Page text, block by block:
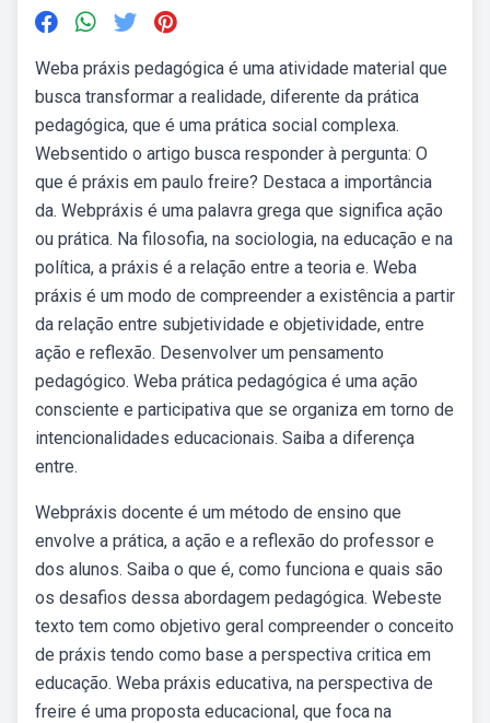
Weba práxis pedagógica é uma atividade material que
busca transformar a realidade, diferente da prática
pedagógica, que é uma prática social complexa.
Websentido o artigo busca responder à pergunta: O
que é práxis em paulo freire? Destaca a importância
da. Webpráxis é uma palavra grega que significa ação
ou prática. Na filosofia, na sociologia, na educação e na
política, a práxis é a relação entre a teoria e. Weba
práxis é um modo de compreender a existência a partir
da relação entre subjetividade e objetividade, entre
ação e reflexão. Desenvolver um pensamento
pedagógico. Weba prática pedagógica é uma ação
consciente e participativa que se organiza em torno de
intencionalidades educacionais. Saiba a diferença
entre.
Webpráxis docente é um método de ensino que
envolve a prática, a ação e a reflexão do professor e
dos alunos. Saiba o que é, como funciona e quais são
os desafios dessa abordagem pedagógica. Webeste
texto tem como objetivo geral compreender o conceito
de práxis tendo como base a perspectiva critica em
educação. Weba práxis educativa, na perspectiva de
freire é uma proposta educacional, que foca na